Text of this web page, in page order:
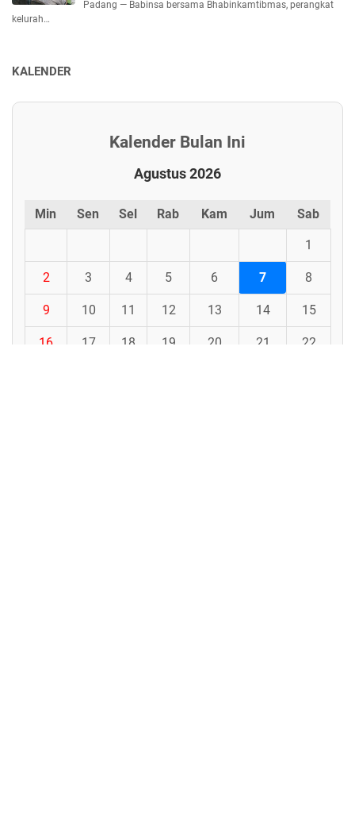
Padang — Babinsa bersama Bhabinkamtibmas, perangkat
kelurah…
KALENDER
Kalender Bulan Ini
Agustus 2026
Min Sen Sel Rab Kam Jum Sab
1
2 3 4 5 6 7 8
9 10 11 12 13 14 15
16 17 18 19 20 21 22